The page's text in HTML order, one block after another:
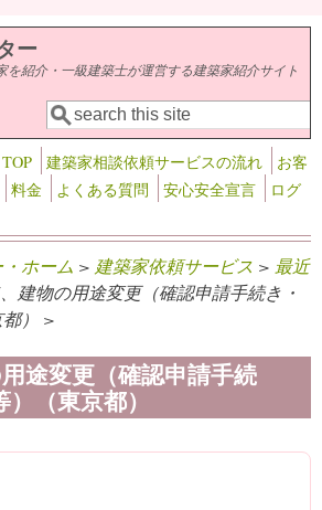
動
ー
を紹介・一級建築士が運営する建築家紹介サイト
検索フォーム
検索
建築家相談依頼サービスの流れ
お客
料金 よくある質問 安心安全宣言
ログ
ホーム > 建築家依頼サービス > 最近
建物の用途変更（確認申請手続き・
） >
途変更（確認申請手続
（東京都）